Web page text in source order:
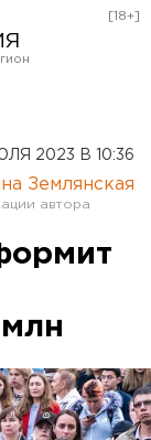
[18+]
2023 В 10:36
Землянская
млн